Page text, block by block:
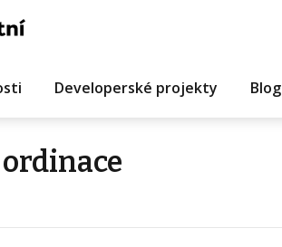
Developerské projekty Blog